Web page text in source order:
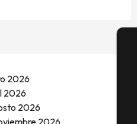
2026
2026
2026